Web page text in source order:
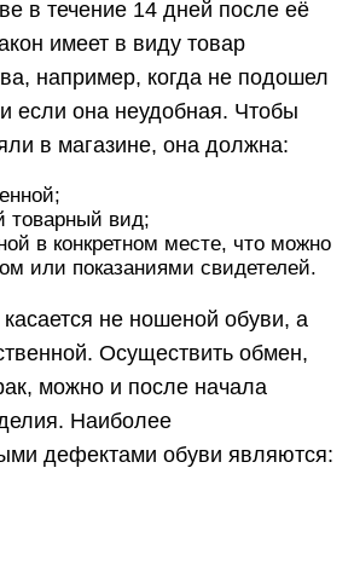
Наиболее
дефектами обуви являются:
материала;
в негодность подошва;
расхождение;
подобных дефектов,
не действует, и предъявить
можно и позже, однако
гарантийный срок
вида обуви он свой.
watch?v=HMKXwzKPzAs